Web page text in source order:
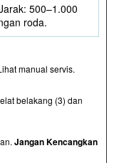
500–1.000
roda.
manual servis.
belakang (3) dan
Jangan Kencangkan